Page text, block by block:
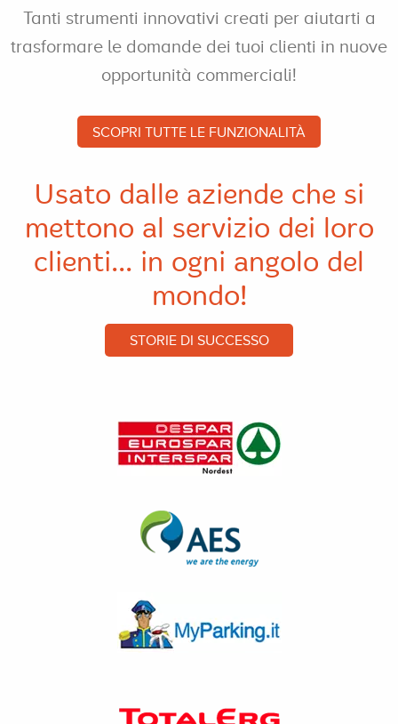
Tanti strumenti innovativi creati per aiutarti a
trasformare le domande dei tuoi clienti in nuove
opportunità commerciali!
SCOPRI TUTTE LE FUNZIONALITÀ
Usato dalle aziende che si
mettono al servizio dei loro
clienti... in ogni angolo del
mondo!
STORIE DI SUCCESSO